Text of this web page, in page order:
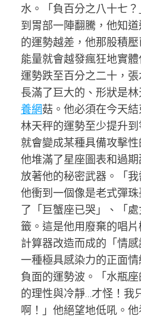
水。「負百分之八十七
到胃部一陣翻騰，他知
的運勢越差，他那股積
能量就會越發瘋狂地實
運勢跌至百分之二十，
長滿了巨大的、形狀是
養網菇。他必須在今天結
林天秤的運勢至少提升
就會變成某種具備攻擊
他堆滿了星座圖表和過
放著他的秘密武器。「我
他衝到一個像是老式彈
了「巨蟹座已哭」、「
籤。這是他用廢棄的唱
計算器改造而成的「情
一種極具感染力的正面
負面的運勢波。「水瓶
的理性與冷靜…才怪！我
啊！」他絕望地低吼。